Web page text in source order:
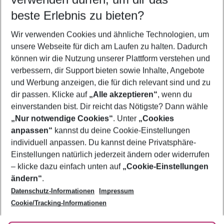
5-8 Nächte
2 Erwachsene Keine Kinder
Mehr Filter anzeigen
Footer
Footer navigation
Über uns
AGB
Bestpreisgarantie
Cookie-Einstellungen ändern
Cookie-Richtlinie
Agenturbetreuung
Barrierefreies Reisen
Folge uns
beste Erlebnis zu bieten?
Wir verwenden Cookies und ähnliche Technologien, um
unsere Webseite für dich am Laufen zu halten. Dadurch
können wir die Nutzung unserer Plattform verstehen und
verbessern, dir Support bieten sowie Inhalte, Angebote
und Werbung anzeigen, die für dich relevant sind und zu
dir passen. Klicke auf „Alle akzeptieren“, wenn du
einverstanden bist. Dir reicht das Nötigste? Dann wähle
„Nur notwendige Cookies“. Unter „Cookies
anpassen“ kannst du deine Cookie-Einstellungen
individuell anpassen. Du kannst deine Privatsphäre-
Einstellungen natürlich jederzeit ändern oder widerrufen
– klicke dazu einfach unten auf „Cookie-Einstellungen
ändern“.
Datenschutz-Informationen
Impressum
Cookie/Tracking-Informationen